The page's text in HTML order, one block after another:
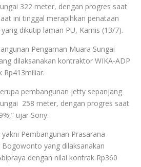
322 meter, dengan progres saat
ini tinggal merapihkan penataan
dikutip laman PU, Kamis (13/7).
Pengaman Muara Sungai
dilaksanakan kontraktor WIKA-ADP
Rp413miliar.
pembangunan jetty sepanjang
258 meter, dengan progres saat
ujar Sony.
Pembangunan Prasarana
Bogowonto yang dilaksanakan
dengan nilai kontrak Rp360